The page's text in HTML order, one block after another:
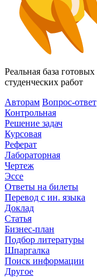
Реальная база готовых
студенческих работ
Авторам Вопрос-ответ
Контрольная
Решение задач
Курсовая
Реферат
Лабораторная
Чертеж
Эссе
Ответы на билеты
Перевод с ин. языка
Доклад
Статья
Бизнес-план
Подбор литературы
Шпаргалка
Поиск информации
Другое